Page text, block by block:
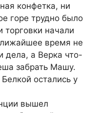
конфетка, ни
горе трудно было
торговки начали
время не
дела, а Верка что-
забрать Машу.
остались у
вышел